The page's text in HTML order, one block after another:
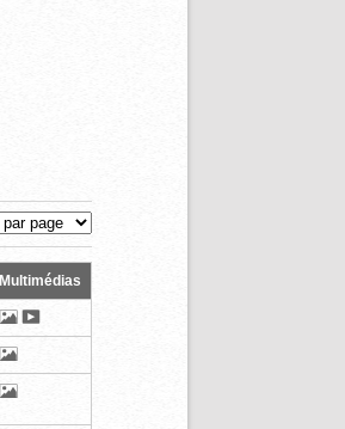
Multimédias